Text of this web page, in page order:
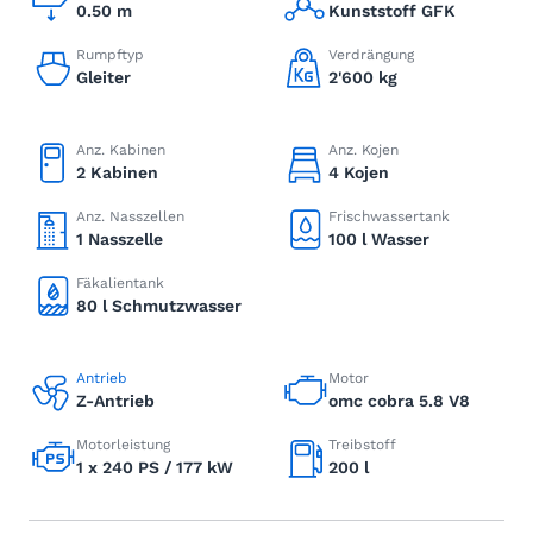
0.50 m Kunststoff GFK
Rumpftyp
Gleiter
Verdrängung
2'600 kg
Anz. Kabinen
2 Kabinen
Anz. Kojen
4 Kojen
Anz. Nasszellen
1 Nasszelle
Frischwassertank
100 l Wasser
Fäkalientank
80 l Schmutzwasser
Antrieb
Z-Antrieb
Motor
omc cobra 5.8 V8
Motorleistung
1 x 240 PS / 177 kW
Treibstoff
200 l